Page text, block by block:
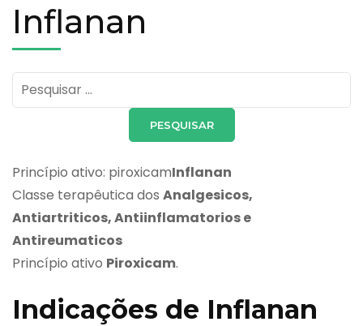
Inflanan
Pesquisar
por:
Princípio ativo: piroxicamInflanan
Classe terapêutica dos Analgesicos,
Antiartriticos, Antiinflamatorios e
Antireumaticos
Princípio ativo Piroxicam.
Indicações de Inflanan